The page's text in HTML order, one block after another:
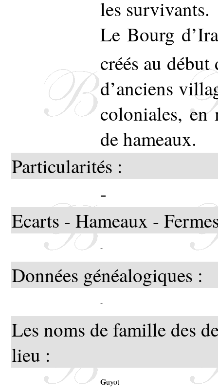
les survivants.
Le Bourg
créés au
d’anciens
coloniales, en
de hameaux.
Particularités :
-
Ecarts - Hameaux -
-
Données généalogiques :
-
Les noms de famille des
lieu :
Guyot